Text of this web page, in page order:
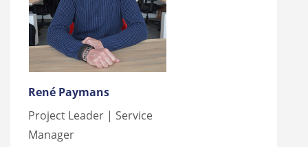
René Paymans
Project Leader | Service
Manager